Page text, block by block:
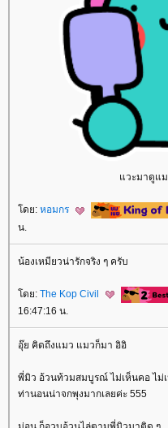
วะมาดูแ
ดย: หอมกร
น.
น้องเหมียวน่ารักจริง ๆ ครับ
ดย: The Kop Civil
16:47:16 น.
อุ๊ย คิดถึงแมว แมวก็มา อิอิ
พี่มิว อ้วนท้วมสมบูรณ์ ไม่เห็นคอ ไม่
ท่านอนน่าจกพุงมากเลยค่ะ 555